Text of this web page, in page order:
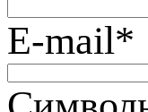
E-mail*